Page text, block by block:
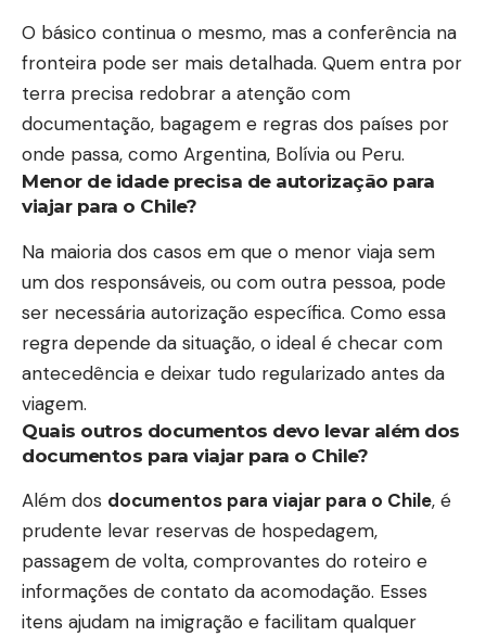
O básico continua o mesmo, mas a conferência na
fronteira pode ser mais detalhada. Quem entra por
terra precisa redobrar a atenção com
documentação, bagagem e regras dos países por
onde passa, como Argentina, Bolívia ou Peru.
Menor de idade precisa de autorização para
viajar para o Chile?
Na maioria dos casos em que o menor viaja sem
um dos responsáveis, ou com outra pessoa, pode
ser necessária autorização específica. Como essa
regra depende da situação, o ideal é checar com
antecedência e deixar tudo regularizado antes da
viagem.
Quais outros documentos devo levar além dos
documentos para viajar para o Chile?
Além dos documentos para viajar para o Chile, é
prudente levar reservas de hospedagem,
passagem de volta, comprovantes do roteiro e
informações de contato da acomodação. Esses
itens ajudam na imigração e facilitam qualquer